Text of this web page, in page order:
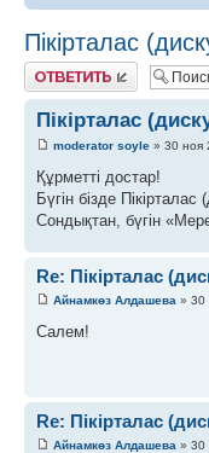
Пікірталас
Ответить
Пікірталас
moderator soyle » 30 ноя
Құрметті достар!
Бүгін бізде Пікірталас
Сондықтан, бүгін
Re: Пікірталас
Айнамкөз Алдашева » 30
Салем!
Re: Пікірталас
Айнамкөз Алдашева » 30